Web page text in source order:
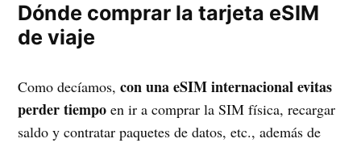
Dónde comprar la tarjeta eSIM
de viaje
Como decíamos,con una eSIM internacional evitas
perder tiempo en ir a comprar la SIM física, recargar
saldo y contratar paquetes de datos, etc., además de